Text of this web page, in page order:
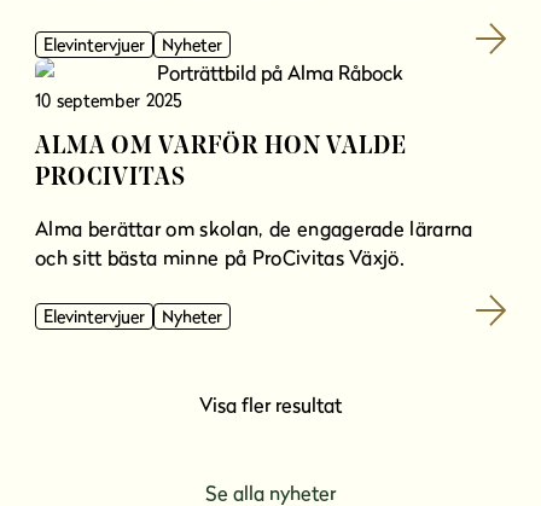
Elevintervjuer Nyheter
10 september 2025
ALMA OM VARFÖR HON VALDE
PROCIVITAS
Alma berättar om skolan, de engagerade lärarna
och sitt bästa minne på ProCivitas Växjö.
Elevintervjuer Nyheter
Visa fler resultat
Se alla nyheter